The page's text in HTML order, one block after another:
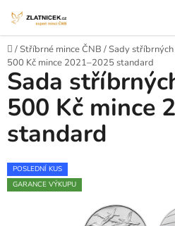
Domů
/Stříbrné mince ČNB /Sady
500 Kč mince 2021–2025 standard
Sada
500 Kč mince
standard
POSLEDNÍ KUS
GARANCE VÝKUPU